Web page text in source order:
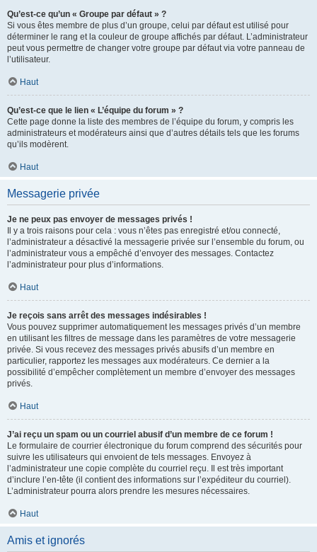
Qu’est-ce qu’un « Groupe par défaut » ?
Si vous êtes membre de plus d’un groupe, celui par défaut est utilisé pour
déterminer le rang et la couleur de groupe affichés par défaut. L’administrateur
peut vous permettre de changer votre groupe par défaut via votre panneau de
l’utilisateur.
Haut
Qu’est-ce que le lien « L’équipe du forum » ?
Cette page donne la liste des membres de l’équipe du forum, y compris les
administrateurs et modérateurs ainsi que d’autres détails tels que les forums
qu’ils modèrent.
Haut
Messagerie privée
Je ne peux pas envoyer de messages privés !
Il y a trois raisons pour cela : vous n’êtes pas enregistré et/ou connecté,
l’administrateur a désactivé la messagerie privée sur l’ensemble du forum, ou
l’administrateur vous a empêché d’envoyer des messages. Contactez
l’administrateur pour plus d’informations.
Haut
Je reçois sans arrêt des messages indésirables !
Vous pouvez supprimer automatiquement les messages privés d’un membre
en utilisant les filtres de message dans les paramètres de votre messagerie
privée. Si vous recevez des messages privés abusifs d’un membre en
particulier, rapportez les messages aux modérateurs. Ce dernier a la
possibilité d’empêcher complètement un membre d’envoyer des messages
privés.
Haut
J’ai reçu un spam ou un courriel abusif d’un membre de ce forum !
Le formulaire de courrier électronique du forum comprend des sécurités pour
suivre les utilisateurs qui envoient de tels messages. Envoyez à
l’administrateur une copie complète du courriel reçu. Il est très important
d’inclure l’en-tête (il contient des informations sur l’expéditeur du courriel).
L’administrateur pourra alors prendre les mesures nécessaires.
Haut
Amis et ignorés